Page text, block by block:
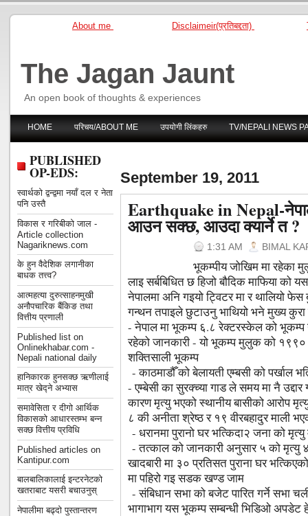
About me Disclaimeir(प्रतिबद्दता)
The Jagan Jaunt
An open book of thoughts & experiences
HOME परिचय/ABOUT ME उपयोगी लिंकहरु TV/NEPALI NEWS
PUBLISHED
OP-EDS:
स्वार्थको द्वन्द्वमा नयाँ दल र नेता
पनि उस्तै
विकास र गरिबीको जाल -
Article collection
Nagariknews.com
के हुन वैदेशिक लगानीका
बाधक तत्त्व?
आत्महत्या दुरुत्साहनमुखी
अनौपचारिक बैंकिङ तथा
वित्तीय प्रणाली
Published list on
Onlinekhabar.com -
Nepali national daily
हानिकारक हुनसक्छ ऋणीलाई
मात्र खेद्ने अभ्यास
समावेसिता र दीगो आर्थिक
विकासको आधारस्तम्भ बन्न
सक्छ वित्तीय प्रविधि
Published articles on
Kantipur.com
बालबालिकालाई इन्टरनेटको
खतराबाट यसरी बचाउनुस्
नेपालीमा बढ्दो पुस्तान्तरण
September 19, 2011
Earthquake in Nepal-
आउन सक्छ, आउदा क्यार्ने त ?
1:31 AM BIMAL
भूकम्पीय जोखिम मा रहेका
लाइ सर्बबिधित छ हिजो बौदिक माफिया
नेपालमा अनि गइयो ट्विटर मा र थालियो
गन्थन तपाइले छुटाउनु भाथियो भने मुख्य कुरा
- नेपाल मा भूकम्प ६.८ रेक्टरस्केल को भूकम्प
रहेको जानकारी - यो भूकम्प मुलुक को १९९०
शक्तिसाली भूकम्प
- काठमाडौँ को बेलायती एम्बसी को पर्खाल
- एम्बेसी का सुरक्च्या गाड ले समय मा नै उद्दार
कारण मृत्यु भएको स्थानीय बासीको आरोप
८ की अनीता श्रेष्ठ र १९ वीरबहादुर माली
- धरानमा पुरानो घर भत्किदा२ जना को मृत्यु
- तत्काल को जानकारी अनुसार ५ को मृत्यु
खादबारी मा ३० प्रतिसत पुराना घर
मा पहिरो गइ सडक खण्ड जाम
- संबिधान सभा को बजेट पारित गर्ने सभा
भागाभाग यस भूकम्प सम्बन्धी भिडिओ अपडेट